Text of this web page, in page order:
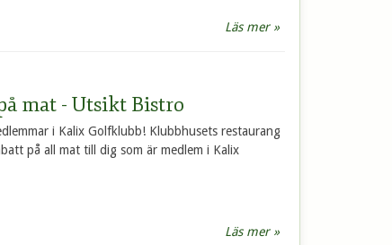
Läs mer »
mat - Utsikt Bistro
i Kalix Golfklubb! Klubbhusets restaurang
på all mat till dig som är medlem i Kalix
Läs mer »